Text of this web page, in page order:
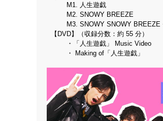
M1. 人生遊戯
M2. SNOWY BREEZE
M3. SNOWY SNOWY BREEZE
【DVD】（収録分数：約 55 分）
・「人生遊戯」 Music Video
・ Making of「人生遊戯」